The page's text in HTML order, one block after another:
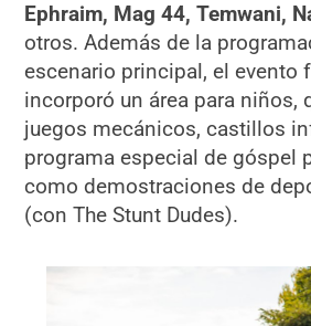
Ephraim, Mag 44, Temwani,
otros. Además de la
escenario principal, el evento
incorporó un área para niños,
juegos mecánicos, castillos
programa especial de góspel
como demostraciones de
(con The Stunt Dudes).